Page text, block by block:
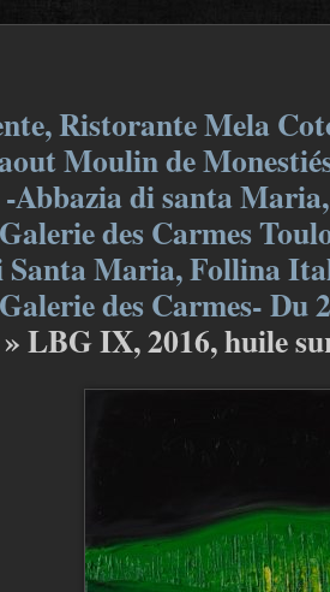
Ristorante Mela
Moulin de
-Abbazia di santa
des Carmes
Maria, Follina
des Carmes- Du
»LBG IX, 2016, huile